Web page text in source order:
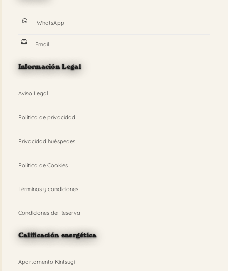
WhatsApp
Email
Información Legal
Aviso Legal
Política de privacidad
Privacidad huéspedes
Política de Cookies
Términos y condiciones
Condiciones de Reserva
Calificación energética
Apartamento Kintsugi